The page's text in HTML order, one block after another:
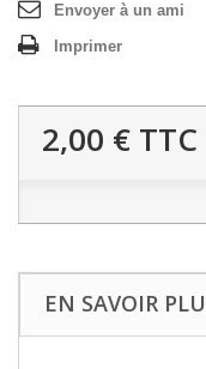
Envoyer à un ami
Imprimer
2,00 € TTC
EN SAVOIR